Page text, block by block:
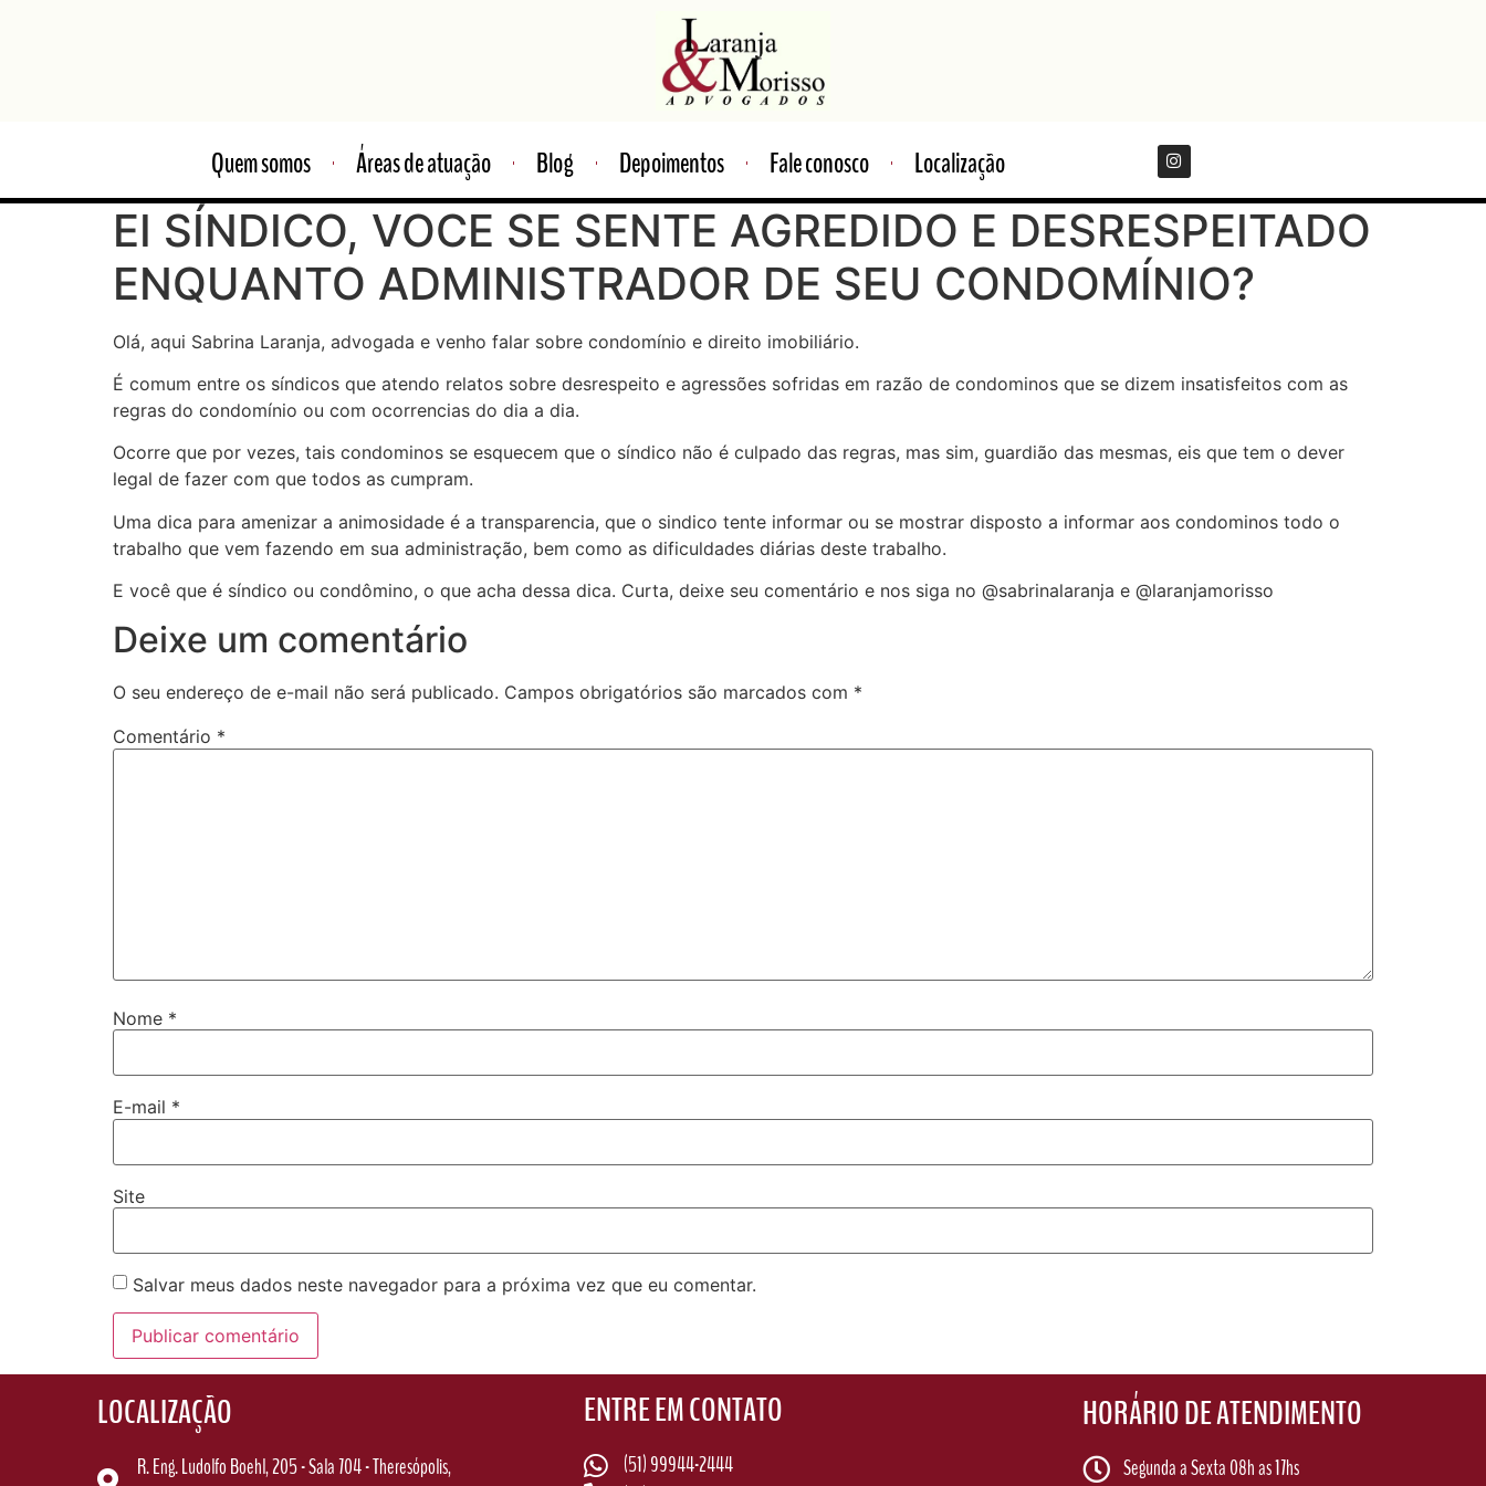
Quem somos Áreas de atuação Blog Depoimentos Fale conosco Localização
EI SÍNDICO, VOCE SE SENTE AGREDIDO E DESRESPEITADO
ENQUANTO ADMINISTRADOR DE SEU CONDOMÍNIO?
Olá, aqui Sabrina Laranja, advogada e venho falar sobre condomínio e direito imobiliário.
É comum entre os síndicos que atendo relatos sobre desrespeito e agressões sofridas em razão de condominos que se dizem insatisfeitos com as
regras do condomínio ou com ocorrencias do dia a dia.
Ocorre que por vezes, tais condominos se esquecem que o síndico não é culpado das regras, mas sim, guardião das mesmas, eis que tem o dever
legal de fazer com que todos as cumpram.
Uma dica para amenizar a animosidade é a transparencia, que o sindico tente informar ou se mostrar disposto a informar aos condominos todo o
trabalho que vem fazendo em sua administração, bem como as dificuldades diárias deste trabalho.
E você que é síndico ou condômino, o que acha dessa dica. Curta, deixe seu comentário e nos siga no @sabrinalaranja e @laranjamorisso
Deixe um comentário
O seu endereço de e-mail não será publicado. Campos obrigatórios são marcados com *
Comentário *
Nome *
E-mail *
Site
Salvar meus dados neste navegador para a próxima vez que eu comentar.
LOCALIZAÇÃO
R. Eng.Ludolfo Boehl, 205 - Sala 704 - Theresópolis,
ENTRE EM CONTATO
(51) 99944-2444
HORÁRIO DE ATENDIMENTO
Segunda a Sexta 08h as 17hs